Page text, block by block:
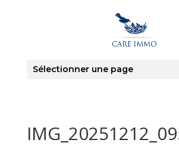
Sélectionner une page